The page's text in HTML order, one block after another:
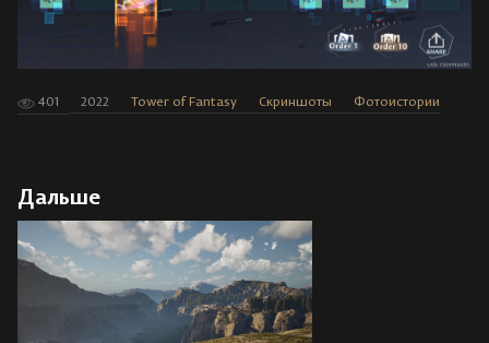
401 2022 Tower of Fantasy Скриншоты Фотоистории
Дальше